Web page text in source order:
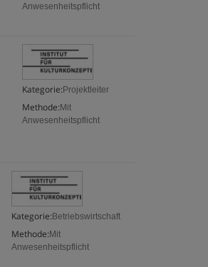
Anwesenheitspflicht
Kategorie: Projektleiter
Methode: Mit
Anwesenheitspflicht
Kategorie: Betriebswirtschaft
Methode: Mit
Anwesenheitspflicht